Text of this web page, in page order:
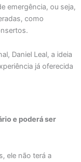
emergência, ou seja,
como
Daniel Leal, a ideia
já oferecida
e poderá ser
ele não terá a